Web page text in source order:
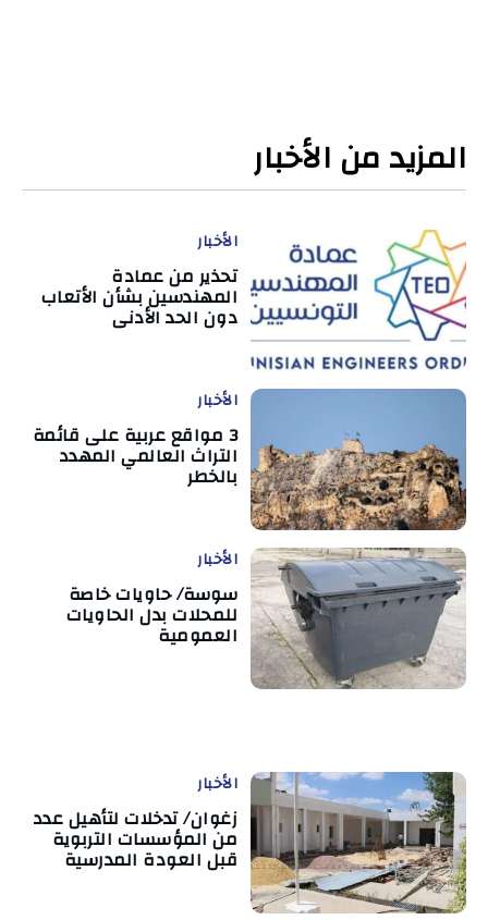
المزيد من الأخبار
الأخبار
تحذير من عمادة
المهندسين بشأن الأتعاب
دون الحد الأدنى
الأخبار
3 مواقع عربية على قائمة
التراث العالمي المهدد
بالخطر
الأخبار
سوسة/ حاويات خاصة
للمحلات بدل الحاويات
العمومية
الأخبار
زغوان/ تدخلات لتأهيل عدد
من المؤسسات التربوية
قبل العودة المدرسية